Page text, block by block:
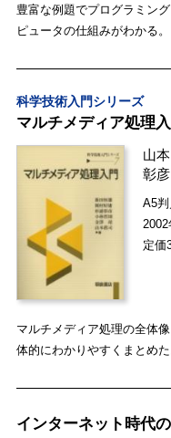
豊富な例題でプログラミン
ピュータの仕組みがわかる。
科学技術入門シリーズ
マルチメディア処理
山
彰彦
A5
2002
定価
マルチメディア処理の全体
体的にわかりやすくまとめた
インターネット時代